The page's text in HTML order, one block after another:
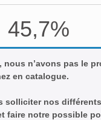
45,7%
nous n’avons pas le
en catalogue.
solliciter nos différents
faire notre possible